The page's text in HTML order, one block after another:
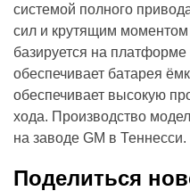
системой полного
сил и крутящим
базируется на
обеспечивает батарея
обеспечивает высокую
хода. Производство
на заводе GM в Теннесси.
Поделиться